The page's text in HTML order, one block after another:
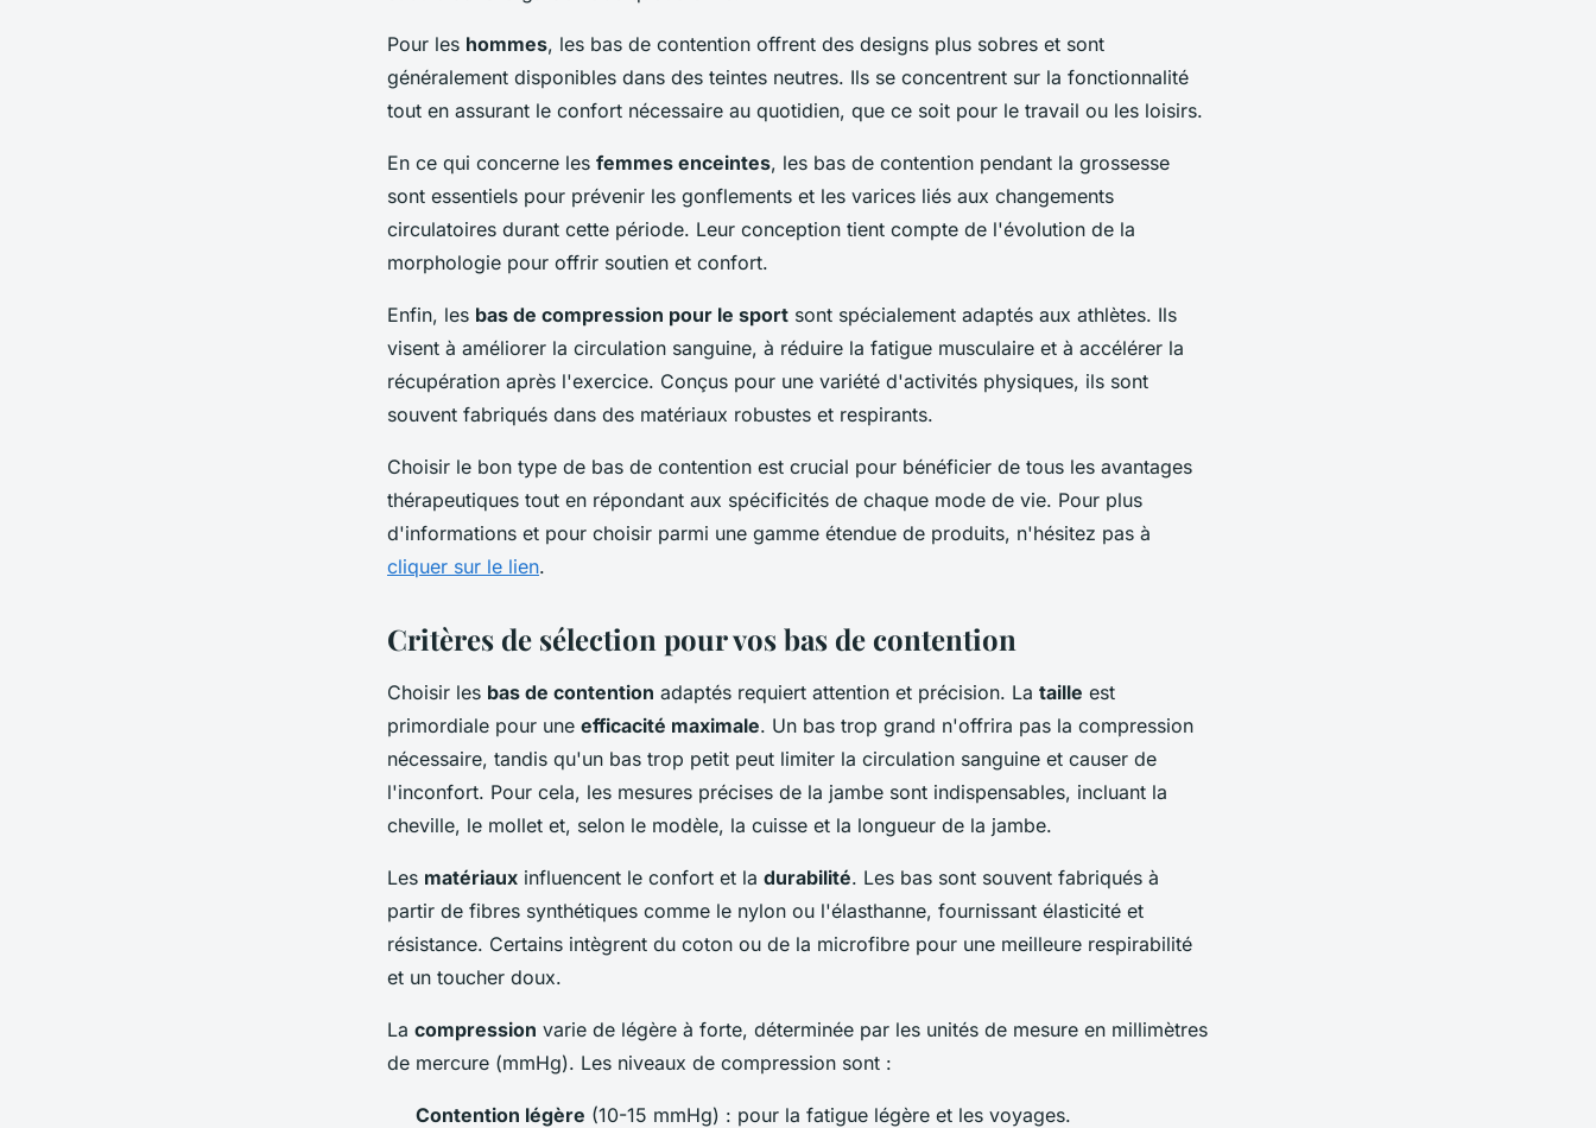
Pour les hommes, les bas de contention offrent des designs plus sobres et sont
généralement disponibles dans des teintes neutres. Ils se concentrent sur la fonctionnalité
tout en assurant le confort nécessaire au quotidien, que ce soit pour le travail ou les loisirs.
En ce qui concerne les femmes enceintes, les bas de contention pendant la grossesse
sont essentiels pour prévenir les gonflements et les varices liés aux changements
circulatoires durant cette période. Leur conception tient compte de l'évolution de la
morphologie pour offrir soutien et confort.
Enfin, les bas de compression pour le sport sont spécialement adaptés aux athlètes. Ils
visent à améliorer la circulation sanguine, à réduire la fatigue musculaire et à accélérer la
récupération après l'exercice. Conçus pour une variété d'activités physiques, ils sont
souvent fabriqués dans des matériaux robustes et respirants.
Choisir le bon type de bas de contention est crucial pour bénéficier de tous les avantages
thérapeutiques tout en répondant aux spécificités de chaque mode de vie. Pour plus
d'informations et pour choisir parmi une gamme étendue de produits, n'hésitez pas à
cliquer sur le lien.
Critères de sélection pour vos bas de contention
Choisir les bas de contention adaptés requiert attention et précision. La taille est
primordiale pour une efficacité maximale. Un bas trop grand n'offrira pas la compression
nécessaire, tandis qu'un bas trop petit peut limiter la circulation sanguine et causer de
l'inconfort. Pour cela, les mesures précises de la jambe sont indispensables, incluant la
cheville, le mollet et, selon le modèle, la cuisse et la longueur de la jambe.
Les matériaux influencent le confort et la durabilité. Les bas sont souvent fabriqués à
partir de fibres synthétiques comme le nylon ou l'élasthanne, fournissant élasticité et
résistance. Certains intègrent du coton ou de la microfibre pour une meilleure respirabilité
et un toucher doux.
La compression varie de légère à forte, déterminée par les unités de mesure en millimètres
de mercure (mmHg). Les niveaux de compression sont :
Contention légère (10-15 mmHg) : pour la fatigue légère et les voyages.